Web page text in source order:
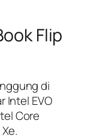
Flip
di
Intel EVO
Core